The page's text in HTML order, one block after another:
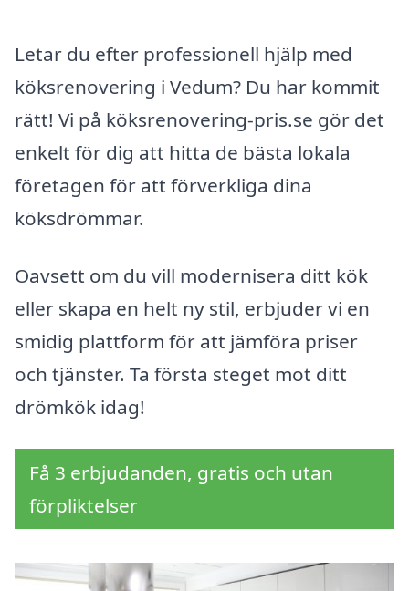
Letar du efter professionell hjälp med
köksrenovering i Vedum? Du har kommit
rätt! Vi på köksrenovering-pris.se gör det
enkelt för dig att hitta de bästa lokala
företagen för att förverkliga dina
köksdrömmar.
Oavsett om du vill modernisera ditt kök
eller skapa en helt ny stil, erbjuder vi en
smidig plattform för att jämföra priser
och tjänster. Ta första steget mot ditt
drömkök idag!
Få 3 erbjudanden, gratis och utan
förpliktelser